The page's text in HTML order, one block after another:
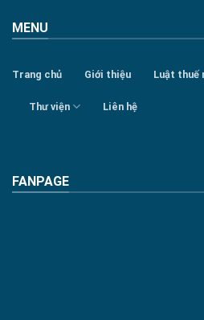
MENU
Trang chủ Giới thiệu Luật thuế
Thư viện Liên hệ
FANPAGE